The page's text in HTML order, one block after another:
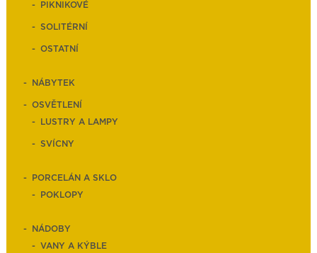
PIKNIKOVÉ
SOLITÉRNÍ
OSTATNÍ
NÁBYTEK
OSVĚTLENÍ
LUSTRY A LAMPY
SVÍCNY
PORCELÁN A SKLO
POKLOPY
NÁDOBY
VANY A KÝBLE